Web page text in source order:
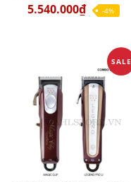
5.540.000₫ -4%
SALE